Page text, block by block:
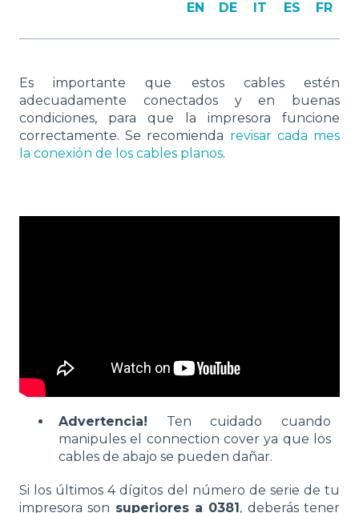
EN DE IT ES FR
Es importante que estos cables estén
adecuadamente conectados y en buenas
condiciones, para que la impresora funcione
correctamente. Se recomienda revisar cada mes
la conexión de los cables planos.
Advertencia! Ten cuidado cuando
manipules el connection cover ya que los
cables de abajo se pueden dañar.
Si los últimos 4 dígitos del número de serie de tu
impresora son superiores a 0381, deberás tener